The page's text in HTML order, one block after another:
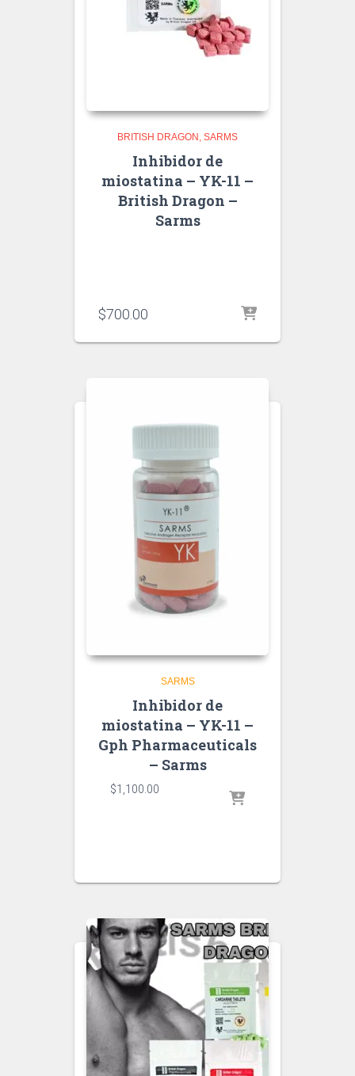
BRITISH DRAGON SARMS
Inhibidor de
miostatina – YK-11 –
British Dragon –
Sarms
$700.00
SARMS
Inhibidor de
miostatina – YK-11 –
Gph Pharmaceuticals
– Sarms
$1,100.00